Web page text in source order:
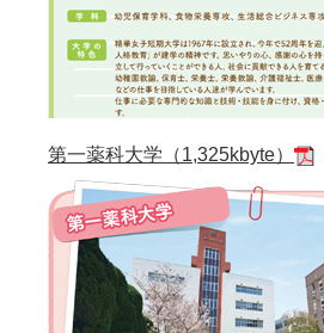
第一薬科大学（1,325kbyte）